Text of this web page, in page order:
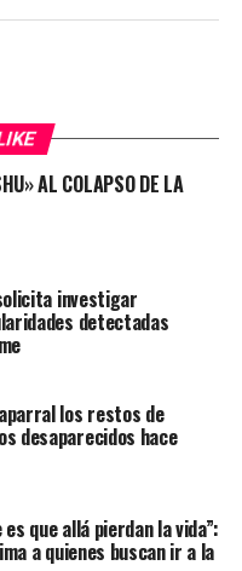
AL COLAPSO DE LA
investigar
detectadas
los restos de
desaparecidos hace
que allá pierdan la vida”:
a quienes buscan ir a la